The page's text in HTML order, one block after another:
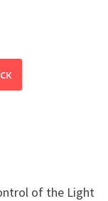
of the Light